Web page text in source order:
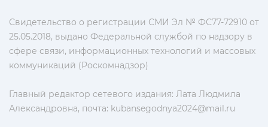
Свидетельство о регистрации СМИ Эл № ФС77-72910 от
25.05.2018, выдано Федеральной службой по надзору в
сфере связи, информационных технологий и массовых
коммуникаций (Роскомнадзор)
Главный редактор сетевого издания: Лата Людмила
Александровна, почта: kubansegodnya2024@mail.ru